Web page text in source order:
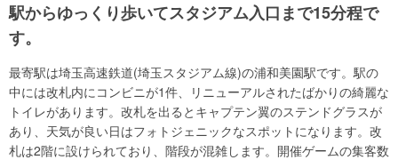
駅からゆっくり歩いてスタジアム入口まで15分程で
す。
最寄駅は埼玉高速鉄道(埼玉スタジアム線)の浦和美園駅です。駅の
中には改札内にコンビニが1件、リニューアルされたばかりの綺麗な
トイレがあります。改札を出るとキャプテン翼のステンドグラスが
あり、天気が良い日はフォトジェニックなスポットになります。改
札は2階に設けられており、階段が混雑します。開催ゲームの集客数